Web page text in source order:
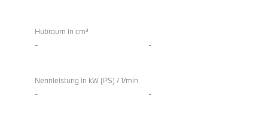
Hubraum in cm³
- -
Nennleistung in kW (PS) / 1/min
- -